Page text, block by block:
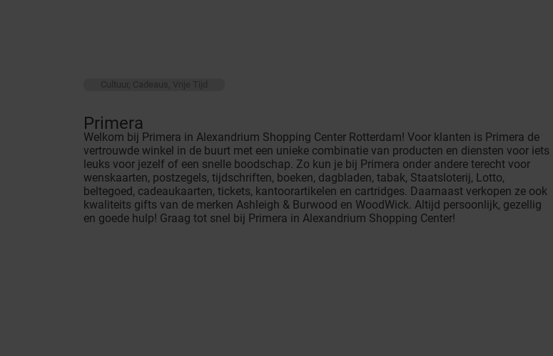
Cultuur, Cadeaus, Vrije Tijd
Primera
Welkom bij Primera in Alexandrium Shopping Center Rotterdam! Voor klanten is Primera de
vertrouwde winkel in de buurt met een unieke combinatie van producten en diensten voor iets
leuks voor jezelf of een snelle boodschap. Zo kun je bij Primera onder andere terecht voor
wenskaarten, postzegels, tijdschriften, boeken, dagbladen, tabak, Staatsloterij, Lotto,
beltegoed, cadeaukaarten, tickets, kantoorartikelen en cartridges. Daarnaast verkopen ze ook
kwaliteits gifts van de merken Ashleigh & Burwood en WoodWick. Altijd persoonlijk, gezellig
en goede hulp! Graag tot snel bij Primera in Alexandrium Shopping Center!